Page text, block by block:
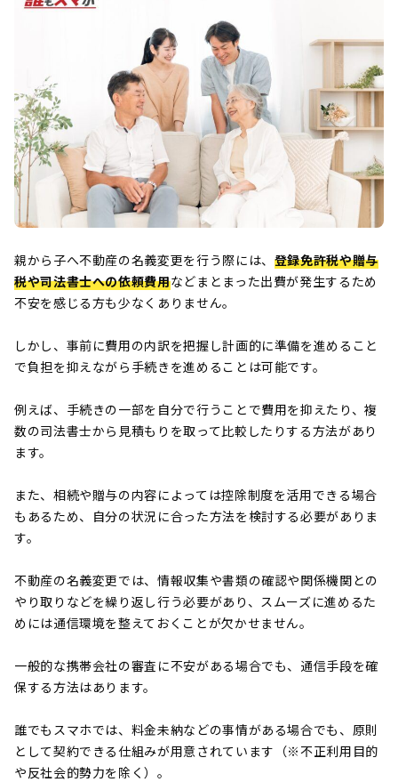
親から子へ不動産の名義変更を行う際には、 登録免許税や贈与
税や司法書士への依頼費用などまとまった出費が発生するため
不安を感じる方も少なくありません。
しかし、事前に費用の内訳を把握し計画的に準備を進めること
で負担を抑えながら手続きを進めることは可能です。
例えば、手続きの一部を自分で行うことで費用を抑えたり、複
数の司法書士から見積もりを取って比較したりする方法があり
ます。
また、相続や贈与の内容によっては控除制度を活用できる場合
もあるため、自分の状況に合った方法を検討する必要がありま
す。
不動産の名義変更では、情報収集や書類の確認や関係機関との
やり取りなどを繰り返し行う必要があり、スムーズに進めるた
めには通信環境を整えておくことが欠かせません。
一般的な携帯会社の審査に不安がある場合でも、通信手段を確
保する方法はあります。
誰でもスマホでは、料金未納などの事情がある場合でも、原則
として契約できる仕組みが用意されています（※不正利用目的
や反社会的勢力を除く）。